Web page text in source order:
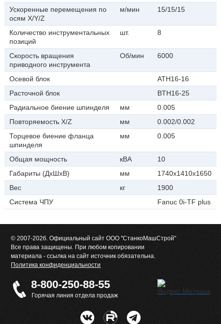
Ускоренные перемещения по
осям X/Y/Z
м/мин 15/15/15
Количество инструментальных
позиций
шт. 8
Скорость вращения
приводного инструмента
Об/мин 6000
Осевой блок
АТН16-16
Расточной блок
BTH16-25
Радиальное биение шпинделя
мм
0.005
Повторяемость X/Z
мм
0.002/0.002
Торцевое биение фланца
шпинделя
мм 0.005
Общая мощность кВА
10
Габариты (ДхШхВ)
мм
1740х1410х1650
Вес
кг
1900
Система ЧПУ
Fanuc 0i-TF plus
© 2007-2026. Официальный сайт ООО "СтанкоМашСтрой"
Все права защищены. При любом копировании
материала - ссылка на сайт источник обязательна.
Политика конфиденциальности
8-800-250-88-55
Горячая линия отдела продаж